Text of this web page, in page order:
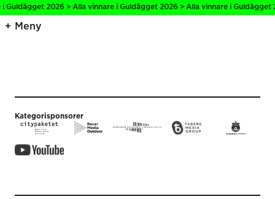
Guldägget 2026 > Alla vinnare i Guldägget 2026 > Alla vinnare i
Meny
Kategorisponsorer